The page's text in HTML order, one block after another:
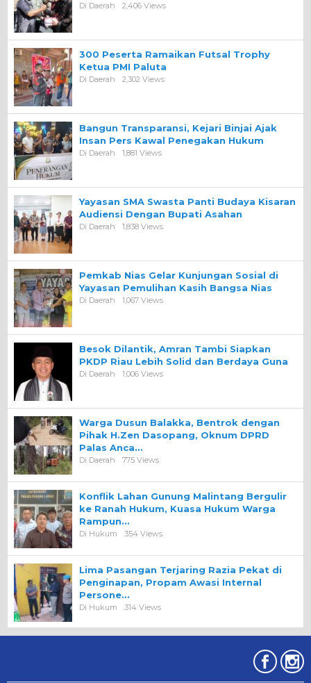
Di Daerah 2,406 Views
300 Peserta Ramaikan Futsal Trophy
Ketua PMI Paluta
Di Daerah 2,302 Views
Bangun Transparansi, Kejari Binjai Ajak
Insan Pers Kawal Penegakan Hukum
Di Daerah 1,881 Views
Yayasan SMA Swasta Panti Budaya Kisaran
Audiensi Dengan Bupati Asahan
Di Daerah 1,838 Views
Pemkab Nias Gelar Kunjungan Sosial di
Yayasan Pemulihan Kasih Bangsa Nias
Di Daerah 1,067 Views
Besok Dilantik, Amran Tambi Siapkan
PKDP Riau Lebih Solid dan Berdaya Guna
Di Daerah 1,006 Views
Warga Dusun Balakka, Bentrok dengan
Pihak H.Zen Dasopang, Oknum DPRD
Palas Anca…
Di Daerah 775 Views
Konflik Lahan Gunung Malintang Bergulir
ke Ranah Hukum, Kuasa Hukum Warga
Rampun…
Di Hukum 354 Views
Lima Pasangan Terjaring Razia Pekat di
Penginapan, Propam Awasi Internal
Persone…
Di Hukum 314 Views